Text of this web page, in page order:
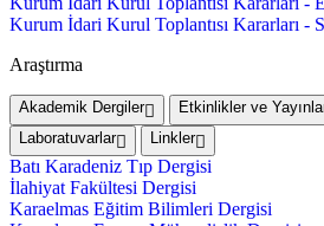
Kurum İdari Kurul Toplantısı Kararları -
Araştırma
Akademik Dergiler Etkinlikler ve
Laboratuvarlar
Linkler
Batı Karadeniz Tıp Dergisi
İlahiyat Fakültesi Dergisi
Karaelmas Eğitim Bilimleri Dergisi